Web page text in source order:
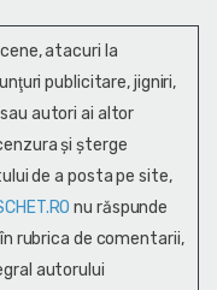
atacuri la
publicitare, jigniri,
autori ai altor
și şterge
de a posta pe site,
nu răspunde
rubrica de comentarii,
autorului